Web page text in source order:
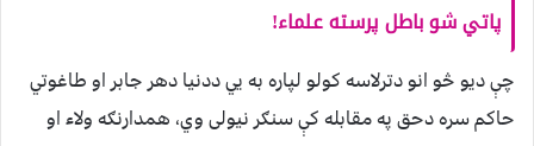
پاتي شو باطل پرسته علماء!
چې دیو څو انو دترلاسه کولو لپاره به يي ددنیا دهر جابر او طاغوتي
حاکم سره دحق په مقابله کې سنګر نیولی وي، همدارنګه ولاء او